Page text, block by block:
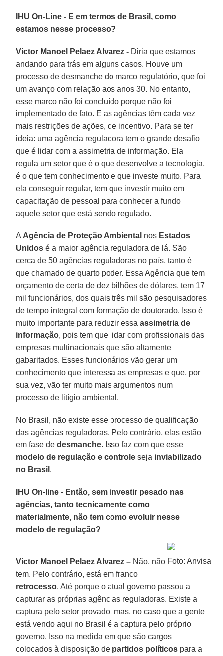
IHU On-Line - E em termos de Brasil, como
estamos nesse processo?
Victor Manoel Pelaez Alvarez - Diria que estamos
andando para trás em alguns casos. Houve um
processo de desmanche do marco regulatório, que foi
um avanço com relação aos anos 30. No entanto,
esse marco não foi concluído porque não foi
implementado de fato. E as agências têm cada vez
mais restrições de ações, de incentivo. Para se ter
ideia: uma agência reguladora tem o grande desafio
que é lidar com a assimetria de informação. Ela
regula um setor que é o que desenvolve a tecnologia,
é o que tem conhecimento e que investe muito. Para
ela conseguir regular, tem que investir muito em
capacitação de pessoal para conhecer a fundo
aquele setor que está sendo regulado.
A Agência de Proteção Ambiental nos Estados
Unidos é a maior agência reguladora de lá. São
cerca de 50 agências reguladoras no país, tanto é
que chamado de quarto poder. Essa Agência que tem
orçamento de certa de dez bilhões de dólares, tem 17
mil funcionários, dos quais três mil são pesquisadores
de tempo integral com formação de doutorado. Isso é
muito importante para reduzir essaassimetria de
informação, pois tem que lidar com profissionais das
empresas multinacionais que são altamente
gabaritados. Esses funcionários vão gerar um
conhecimento que interessa as empresas e que, por
sua vez, vão ter muito mais argumentos num
processo de litígio ambiental.
No Brasil, não existe esse processo de qualificação
das agências reguladoras. Pelo contrário, elas estão
em fase dedesmanche. Isso faz com que esse
modelo de regulação e controle seja inviabilizado
no Brasil .
IHU On-line - Então, sem investir pesado nas
agências, tanto tecnicamente como
materialmente, não tem como evoluir nesse
modelo de regulação?
Foto: Anvisa
Victor Manoel Pelaez Alvarez – Não, não
tem. Pelo contrário, está em franco
retrocesso. Até porque o atual governo passou a
capturar as próprias agências reguladoras. Existe a
captura pelo setor provado, mas, no caso que a gente
está vendo aqui no Brasil é a captura pelo próprio
governo. Isso na medida em que são cargos
colocados à disposição de partidos políticos para a